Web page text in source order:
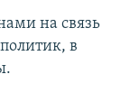
на связь
в